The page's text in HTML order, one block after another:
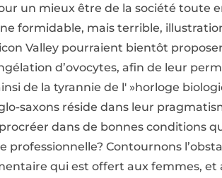
un mieux être de la société toute
formidable, mais terrible,
Valley pourraient bientôt
d’ovocytes, afin de leur
de la tyrannie de l' »horloge
saxons réside dans leur
dans de bonnes conditions
Contournons
qui est offert aux femmes,